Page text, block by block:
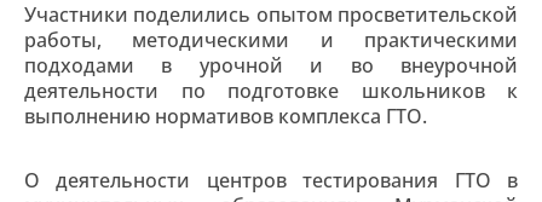
Участники поделились опытом просветительской
работы, методическими и практическими
подходами в урочной и во внеурочной
деятельности по подготовке школьников к
выполнению нормативов комплекса ГТО.
О деятельности центров тестирования ГТО в